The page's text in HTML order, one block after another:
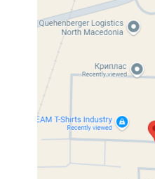
Maya Honey
Available for purchase.
Compare
Categories: Кујни, Столици